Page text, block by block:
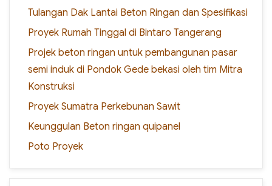
Tulangan Dak Lantai Beton Ringan dan Spesifikasi
Proyek Rumah Tinggal di Bintaro Tangerang
Projek beton ringan untuk pembangunan pasar
semi induk di Pondok Gede bekasi oleh tim Mitra
Konstruksi
Proyek Sumatra Perkebunan Sawit
Keunggulan Beton ringan quipanel
Poto Proyek